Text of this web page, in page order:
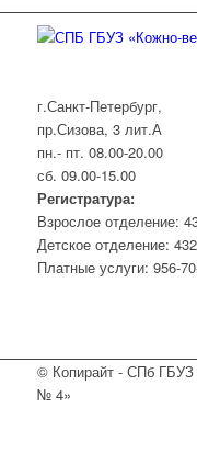
г.Санкт-Петербург,
пр.Сизова, 3 лит.А
пн.- пт. 08.00-20.00
сб. 09.00-15.00
Регистратура:
Взрослое отделение:
Детское отделение:
Платные услуги: 956-
© Копирайт - СПб ГБУЗ
№ 4»